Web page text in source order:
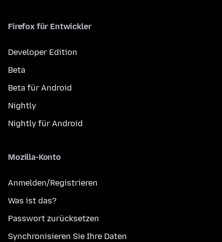
Firefox für Entwickler
Developer Edition
Beta
Beta für Android
Nightly
Nightly für Android
Mozilla-Konto
Anmelden/Registrieren
Was ist das?
Passwort zurücksetzen
Synchronisieren Sie Ihre Daten